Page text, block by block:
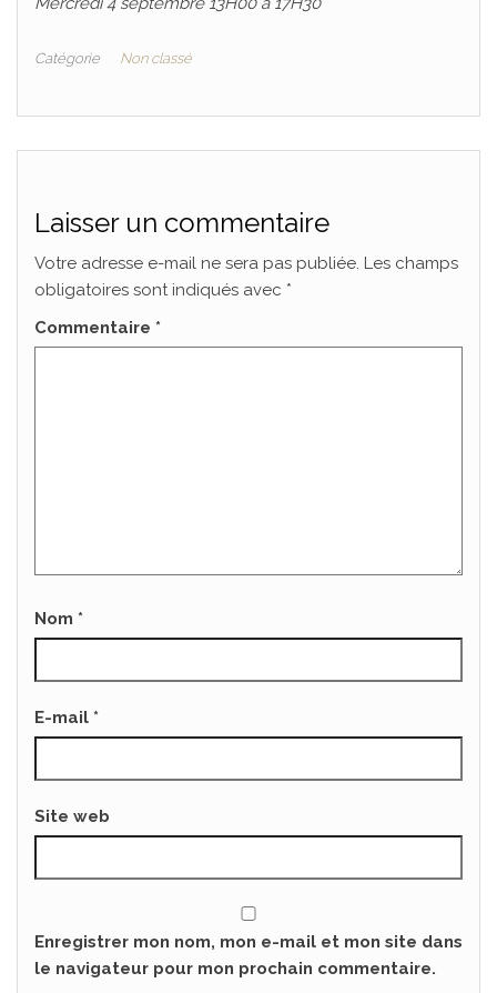
Catégorie Non classé
Laisser un commentaire
Votre adresse e-mail ne sera pas publiée. Les champs
obligatoires sont indiqués avec *
Commentaire *
Nom *
E-mail *
Site web
Enregistrer mon nom, mon e-mail et mon site dans
le navigateur pour mon prochain commentaire.